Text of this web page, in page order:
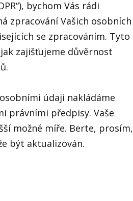
bychom Vás rádi
zpracování Vašich osobních
se zpracováním. Tyto
zajišťujeme důvěrnost
údaji nakládáme
právními předpisy. Vaše
možné míře. Berte, prosím,
být aktualizován.